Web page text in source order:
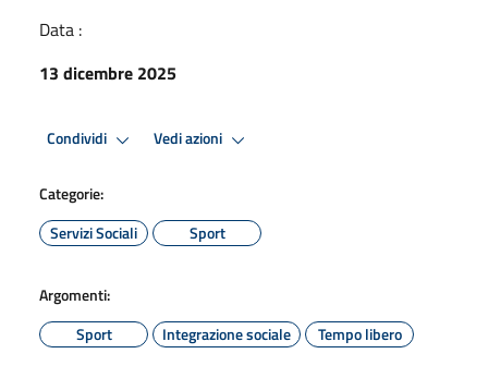
Data :
13 dicembre 2025
Condividi Vedi azioni
Categorie:
Servizi Sociali
Sport
Argomenti:
Sport
Integrazione sociale Tempo libero